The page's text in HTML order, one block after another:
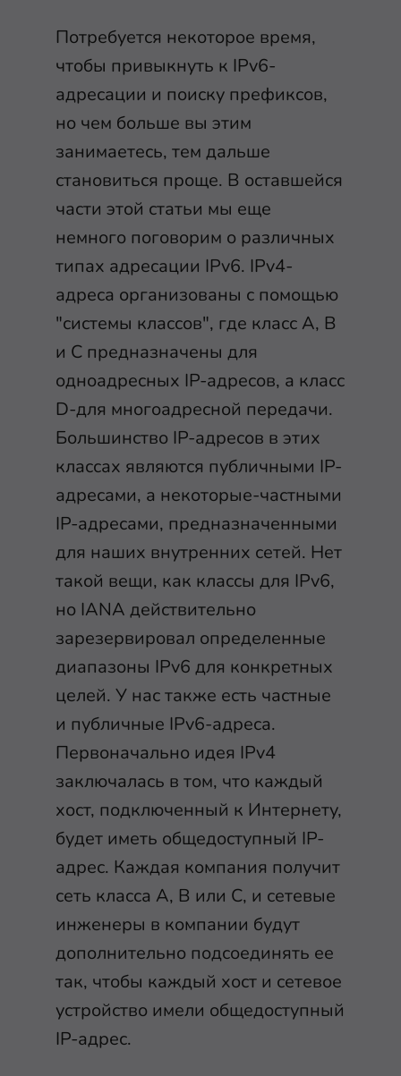
Потребуется некоторое время,
чтобы привыкнуть к IPv6-
адресации и поиску префиксов,
но чем больше вы этим
занимаетесь, тем дальше
становиться проще. В оставшейся
части этой статьи мы еще
немного поговорим о различных
типах адресации IPv6. IPv4-
адреса организованы с помощью
"системы классов", где класс A, B
и C предназначены для
одноадресных IP-адресов, а класс
D-для многоадресной передачи.
Большинство IP-адресов в этих
классах являются публичными IP-
адресами, а некоторые-частными
IP-адресами, предназначенными
для наших внутренних сетей. Нет
такой вещи, как классы для IPv6,
но IANA действительно
зарезервировал определенные
диапазоны IPv6 для конкретных
целей. У нас также есть частные
и публичные IPv6-адреса.
Первоначально идея IPv4
заключалась в том, что каждый
хост, подключенный к Интернету,
будет иметь общедоступный IP-
адрес. Каждая компания получит
сеть класса А, В или С, и сетевые
инженеры в компании будут
дополнительно подсоединять ее
так, чтобы каждый хост и сетевое
устройство имели общедоступный
IP-адрес.